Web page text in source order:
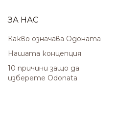
ЗА НАС
Какво означава Одоната
Нашата концепция
10 причини защо да
изберете Odonata